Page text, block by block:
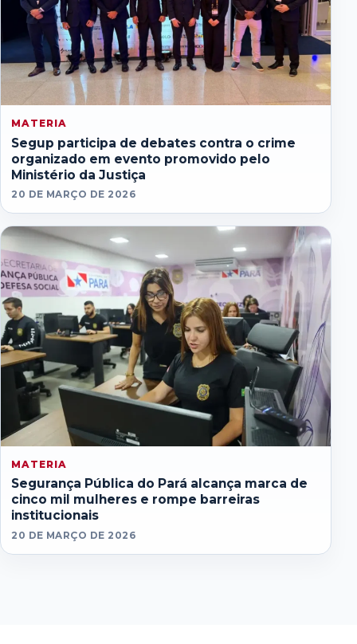
MATERIA
Segup participa de debates contra o crime
organizado em evento promovido pelo
Ministério da Justiça
20 DE MARÇO DE 2026
MATERIA
Segurança Pública do Pará alcança marca de
cinco mil mulheres e rompe barreiras
institucionais
20 DE MARÇO DE 2026